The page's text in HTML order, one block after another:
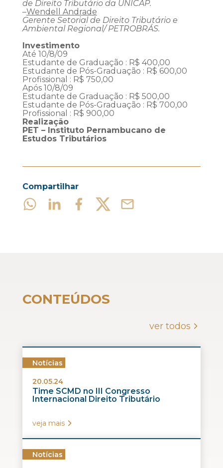
de Direito Tributário da UNICAP.
–Wendell Andrade
Gerente Setorial de Direito Tributário e
Ambiental Regional/ PETROBRÁS.
Investimento
Até 10/8/09
Estudante de Graduação : R$ 400,00
Estudante de Pós-Graduação : R$ 600,00
Profissional : R$ 750,00
Após 10/8/09
Estudante de Graduação : R$ 500,00
Estudante de Pós-Graduação : R$ 700,00
Profissional : R$ 900,00
Realização
PET – Instituto Pernambucano de
Estudos Tributários
Compartilhar
CONTEÚDOS
ver todos
Notícias
20.05.24
Time SCMD no III Congresso
Internacional Direito Tributário
veja mais
Notícias